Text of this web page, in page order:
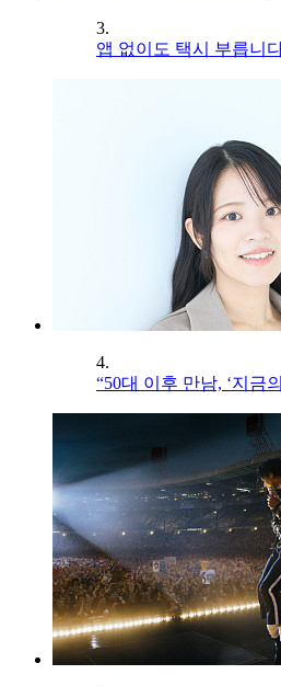
3.
앱 없이도 택시 부릅니
4.
“50대 이후 만남, ‘지금